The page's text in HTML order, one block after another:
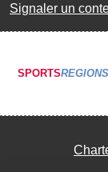
Signaler un
SPORTSREGIONS